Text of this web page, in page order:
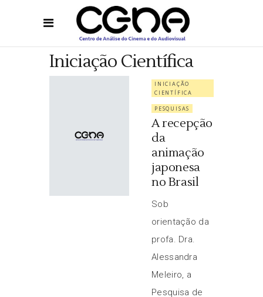
Iniciação Científica
INICIAÇÃO
CIENTÍFICA
PESQUISAS
A recepção
da
animação
japonesa
no Brasil
Sob
orientação da
profa. Dra.
Alessandra
Meleiro, a
Pesquisa de